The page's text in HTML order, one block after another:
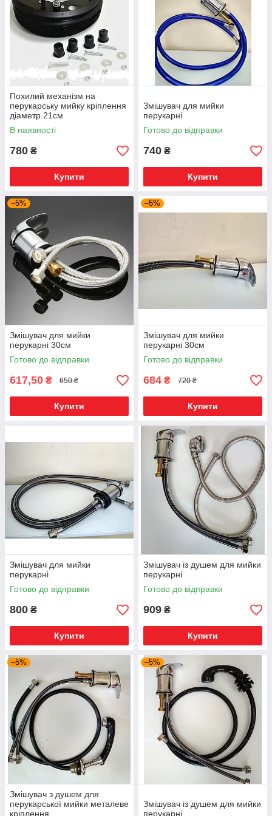
пригодатся косметологам, массажистам, бровистам и другим
специалистам. Они обшиты приятной экокожей, которая
отлично очищается и обрабатывается. Клиент на кушетке
сможет расслабиться и получать удовольствие от
процедуры.
Кресла идеально подходят для работы парикмахера. У них
легко регулируется высота, они запросто перемещаются по
залу, клиенту в них удобно.
Похилий механізм на
перукарську мийку кріплення
діаметр 21см
В наявності
780 ₴
Купити
Змішувач для мийки
перукарні
Готово до відправки
740 ₴
Купити
–5%
Змішувач для мийки
перукарні 30см
Готово до відправки
617,50 ₴ 650 ₴
Купити
–5%
Змішувач для мийки
перукарні 30см
Готово до відправки
684 ₴ 720 ₴
Купити
Змішувач для мийки
перукарні
Готово до відправки
800 ₴
Купити
Змішувач із душем для мийки
перукарні
Готово до відправки
909 ₴
Купити
–5%
Змішувач з душем для
перукарської мийки металеве
кріплення
–5%
Змішувач із душем для мийки
перукарні